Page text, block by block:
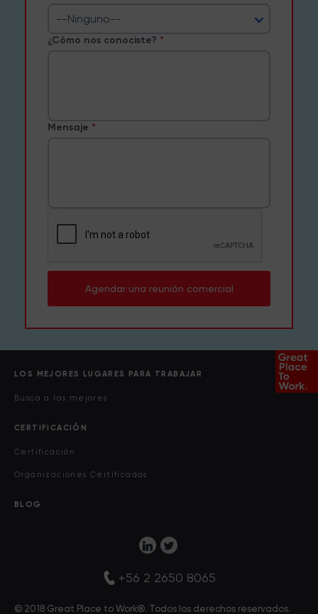
--Ninguno--
¿Cómo nos conociste?
Mensaje
Agendar una reunión comercial
LOS MEJORES LUGARES PARA TRABAJAR
Busca a las mejores
CERTIFICACIÓN
Certificación
Organizaciones Certificadas
BLOG
+56 2 2650 8065
© 2018 Great Place to Work®. Todos los derechos reservados.